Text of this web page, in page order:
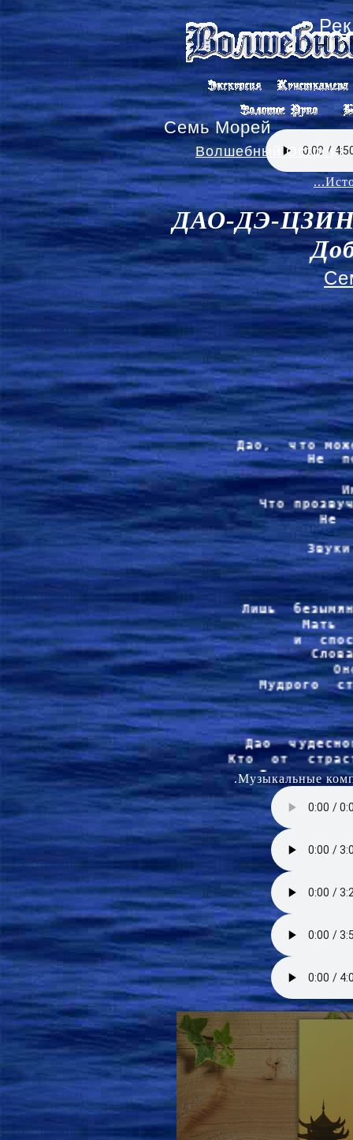
Волшебный Остров
Семь
Семь Морей
ДАО-ДЭ-ЦЗИН
Дао,  что
Не
Что
Не
Лишь
Мать
и
Мудрого
Дао
Кто  от
Дао
Страсти  и
То  и
Две
Место
Дверь,  где
…где
Если  узнают,
То
Если
Трудное  с
.Музыкальные
Сайт